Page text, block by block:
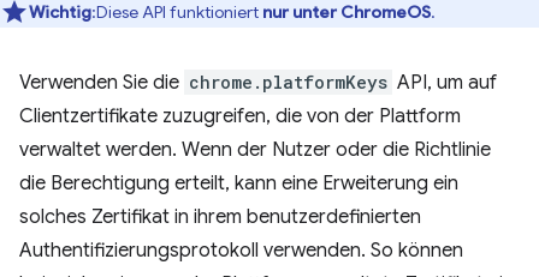
Wichtig:Diese API funktioniert nur unter ChromeOS.
Verwenden Sie die chrome.platformKeys API, um auf
Clientzertifikate zuzugreifen, die von der Plattform
verwaltet werden. Wenn der Nutzer oder die Richtlinie
die Berechtigung erteilt, kann eine Erweiterung ein
solches Zertifikat in ihrem benutzerdefinierten
Authentifizierungsprotokoll verwenden. So können